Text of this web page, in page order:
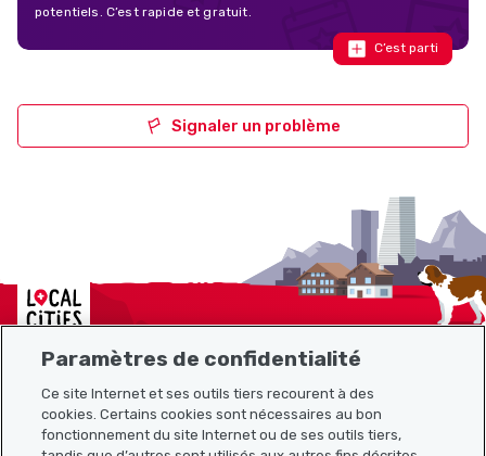
potentiels. C’est rapide et gratuit.
C’est parti
Signaler un problème
Localcities
Plan du site
Paramètres de confidentialité
Ce site Internet et ses outils tiers recourent à des
cookies. Certains cookies sont nécessaires au bon
fonctionnement du site Internet ou de ses outils tiers,